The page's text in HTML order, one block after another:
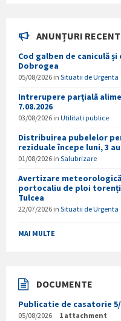
ANUNȚURI
Cod galben de caniculă
Dobrogea
05/08/2026 in Situatii de Urgenta
Intrerupere parțială
7.08.2026
03/08/2026 in Utilitati publice
Distribuirea pubelelor
reziduale începe luni, 3
01/08/2026 in Salubrizare
Avertizare
portocaliu de ploi
Tulcea
22/07/2026 in Situatii de Urgenta
MAI MULTE
DOCUMENTE
Publicatie de casatorie 5/
05/08/2026 1 attachment